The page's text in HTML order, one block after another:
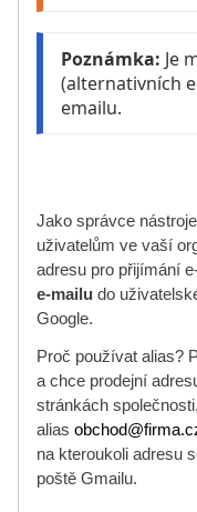
Poznámka: Je
(alternativních
emailu.
Jako správce nástroje
uživatelům ve vaší
adresu pro přijímání
e-mailu do
Google.
Proč používat alias?
achce prodejní
stránkách
alias
na kteroukoli adresu
poště Gmailu.